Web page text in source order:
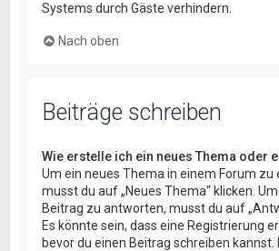
Systems durch Gäste verhindern.
Nach oben
Beiträge schreiben
Wie erstelle ich ein neues Thema oder
Um ein neues Thema in einem Forum zu
musst du auf „Neues Thema“ klicken.
Beitrag zu antworten, musst du auf
Es könnte sein, dass eine Registrierung
bevor du einen Beitrag schreiben kannst.